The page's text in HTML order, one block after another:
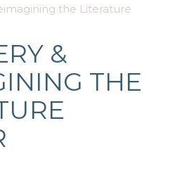
&
THE
the Literature